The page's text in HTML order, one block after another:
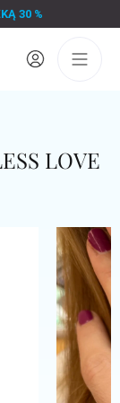
30 %
LOVE